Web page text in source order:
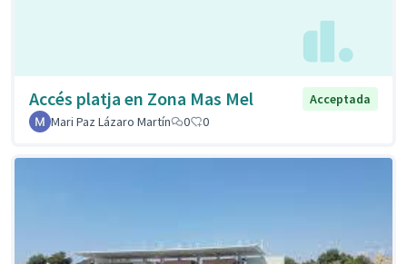
Accés platja en Zona Mas Mel
Acceptada
Mari Paz Lázaro Martín
0 0